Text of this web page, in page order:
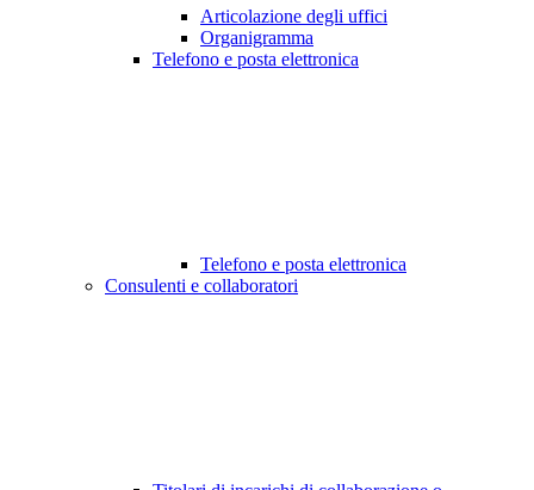
Articolazione degli uffici
Organigramma
Telefono e posta elettronica
Telefono e posta elettronica
Consulenti e collaboratori